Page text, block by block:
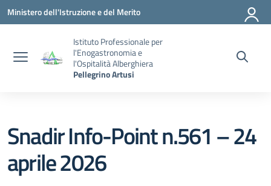
Vai ai contenuti
Vai al menu di navigazione
Vai al footer
Ministero dell'Istruzione e del Merito
Istituto Professionale per
l'Enogastronomia e
l'Ospitalità Alberghiera
Pellegrino Artusi
Snadir Info-Point n.561 – 24
aprile 2026